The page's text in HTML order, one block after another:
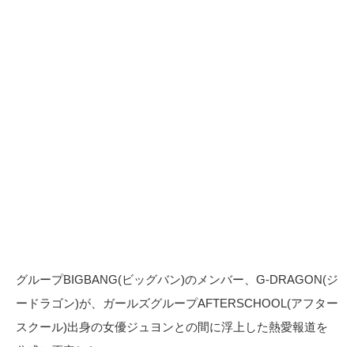
グループBIGBANG(ビッグバン)のメンバー、G-DRAGON(ジ
ードラゴン)が、ガールズグループAFTERSCHOOL(アフター
スクール)出身の女優ジュヨンとの間に浮上した熱愛報道を